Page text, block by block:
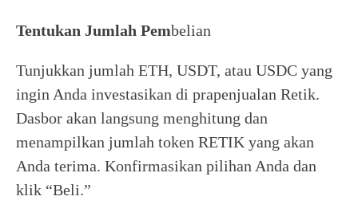
Tentukan Jumlah Pembelian
Tunjukkan jumlah ETH, USDT, atau USDC yang
ingin Anda investasikan di prapenjualan Retik.
Dasbor akan langsung menghitung dan
menampilkan jumlah token RETIK yang akan
Anda terima. Konfirmasikan pilihan Anda dan
klik “Beli.”